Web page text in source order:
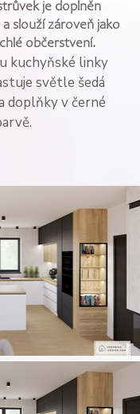
je doplněn
slouží zároveň jako
občerstvení.
kuchyňské linky
světle šedá
doplňky v černé